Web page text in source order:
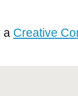
a Creative